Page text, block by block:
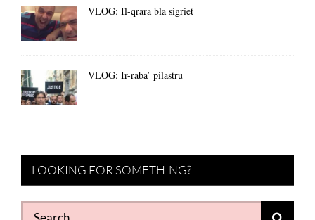
VLOG: Il-qrara bla sigriet
VLOG: Ir-raba’ pilastru
LOOKING FOR SOMETHING?
Search